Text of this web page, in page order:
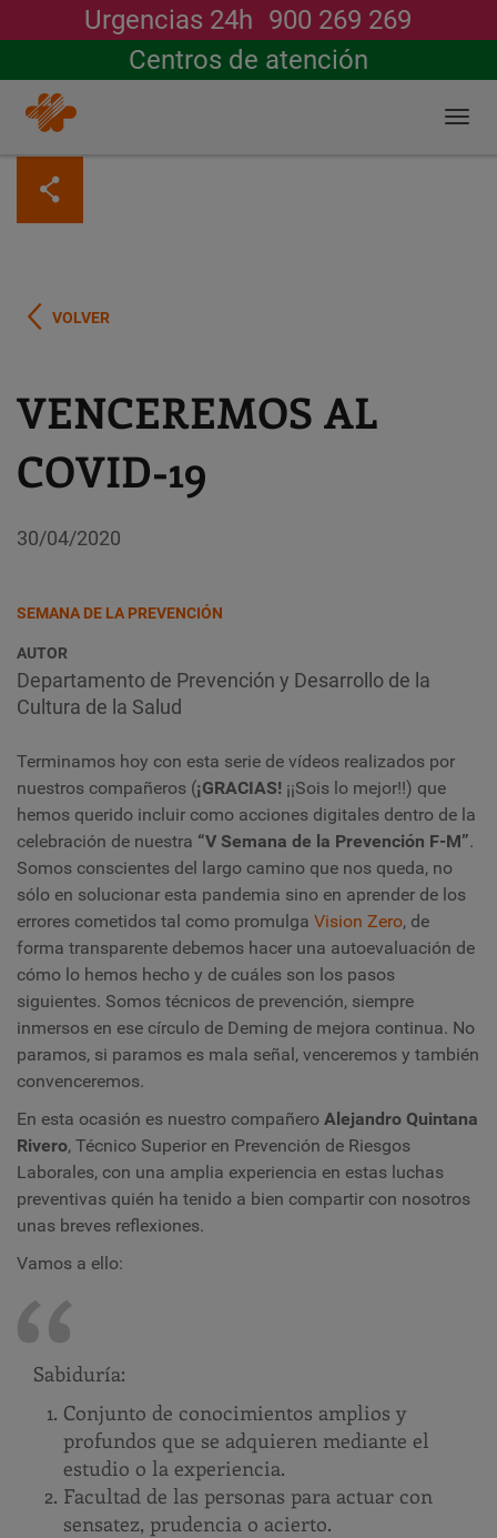
contenido
principal
Urgencias 24h 900 269 269
Centros de atención
Buscar
VOLVER
VENCEREMOS AL
COVID-19
30/04/2020
SEMANA DE LA PREVENCIÓN
AUTOR
Departamento de Prevención y Desarrollo de la
Cultura de la Salud
Terminamos hoy con esta serie de vídeos realizados por
nuestros compañeros (¡GRACIAS! ¡¡Sois lo mejor!!) que
hemos querido incluir como acciones digitales dentro de la
celebración de nuestra “V Semana de la Prevención F-M”.
Somos conscientes del largo camino que nos queda, no
sólo en solucionar esta pandemia sino en aprender de los
errores cometidos tal como promulga Vision Zero, de
forma transparente debemos hacer una autoevaluación de
cómo lo hemos hecho y de cuáles son los pasos
siguientes. Somos técnicos de prevención, siempre
inmersos en ese círculo de Deming de mejora continua. No
paramos, si paramos es mala señal, venceremos y también
convenceremos.
En esta ocasión es nuestro compañero Alejandro Quintana
Rivero, Técnico Superior en Prevención de Riesgos
Laborales, con una amplia experiencia en estas luchas
preventivas quién ha tenido a bien compartir con nosotros
unas breves reflexiones.
Vamos a ello:
Sabiduría:
Conjunto de conocimientos amplios y
profundos que se adquieren mediante el
estudio o la experiencia.
Facultad de las personas para actuar con
sensatez, prudencia o acierto.